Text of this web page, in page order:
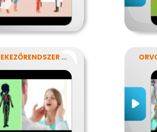
A VÉDEKEZŐRENDSZER VÁRAI